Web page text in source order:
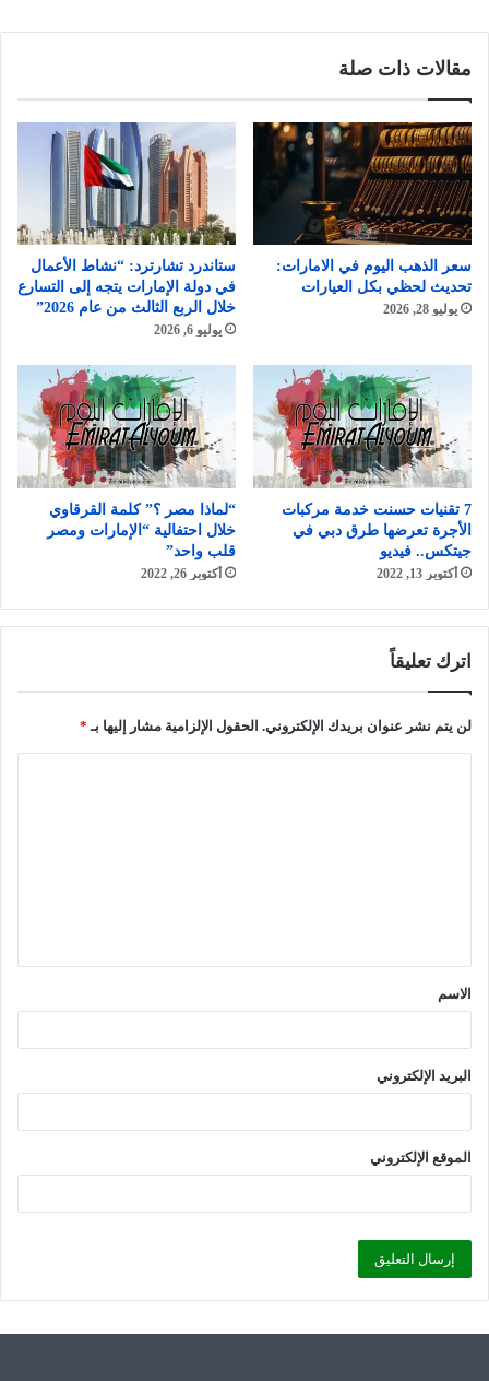
مقالات ذات صلة
سعر الذهب اليوم في الامارات:
تحديث لحظي بكل العيارات
يوليو 28, 2026
ستاندرد تشارترد: “نشاط الأعمال
في دولة الإمارات يتجه إلى التسارع
خلال الربع الثالث من عام 2026”
يوليو 6, 2026
7 تقنيات حسنت خدمة مركبات
الأجرة تعرضها طرق دبي في
جيتكس.. فيديو
أكتوبر 13, 2022
“لماذا مصر ؟” كلمة القرقاوي
خلال احتفالية “الإمارات ومصر
قلب واحد”
أكتوبر 26, 2022
اترك تعليقاً
لن يتم نشر عنوان بريدك الإلكتروني. الحقول الإلزامية مشار إليها بـ *
ق
*الاسم
البريد الإلكتروني
الموقع الإلكتروني